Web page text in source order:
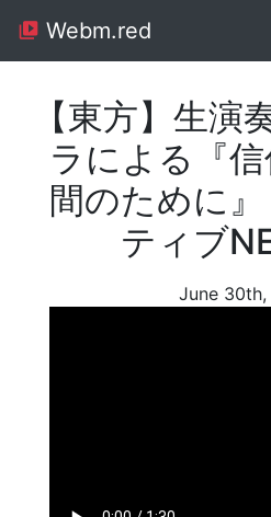
Webm.red
【東方】生演
ラによる『
間のために
ティブ
June 30th,